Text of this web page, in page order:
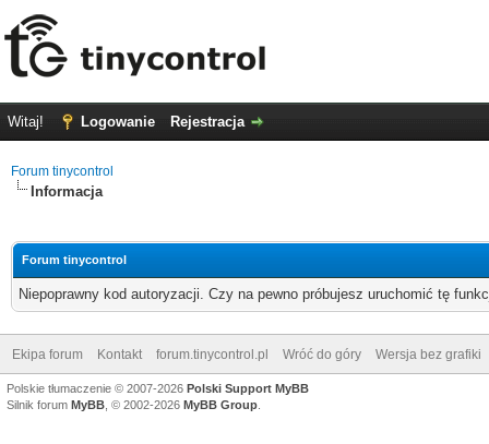
Witaj! Logowanie Rejestracja
Forum tinycontrol
Informacja
Forum tinycontrol
Niepoprawny kod autoryzacji. Czy na pewno próbujesz uruchomić tę
Ekipa forum Kontakt forum.tinycontrol.pl Wróć do góry Wersja bez grafiki
Polskie tłumaczenie © 2007-2026 Polski Support MyBB
Silnik forum MyBB , © 2002-2026 MyBB Group